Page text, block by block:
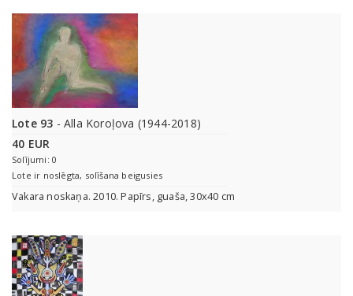
Lote 93 - Alla Koroļova (1944-2018)
40 EUR
Solījumi: 0
Lote ir noslēgta, solīšana beigusies
Vakara noskaņa. 2010. Papīrs, guaša, 30x40 cm